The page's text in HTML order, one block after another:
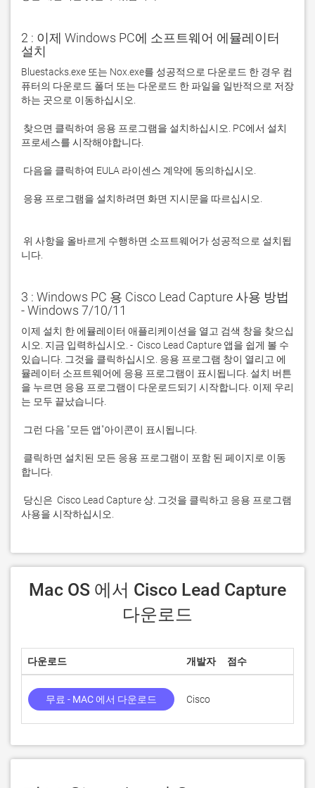
2 : 이제 Windows PC에 소프트웨어 에뮬레이터
설치
Bluestacks.exe 또는 Nox.exe를 성공적으로 다운로드 한 경우 컴
퓨터의 다운로드 폴더 또는 다운로드 한 파일을 일반적으로 저장
니다.
3 : Windows PC 용 Cisco Lead Capture 사용 방법
- Windows 7/10/11
이제 설치 한 에뮬레이터 애플리케이션을 열고 검색 창을 찾으십
시오. 지금 입력하십시오. -  Cisco Lead Capture 앱을 쉽게 볼 수
있습니다. 그것을 클릭하십시오. 응용 프로그램 창이 열리고 에
뮬레이터 소프트웨어에 응용 프로그램이 표시됩니다. 설치 버튼
을 누르면 응용 프로그램이 다운로드되기 시작합니다. 이제 우리
사용을 시작하십시오.
다운로드
다운로드 개발자 점수
무료 - MAC 에서 다운로드 Cisco